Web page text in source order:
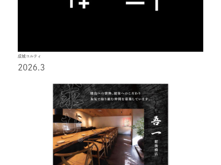
成城コルティ
2026.3